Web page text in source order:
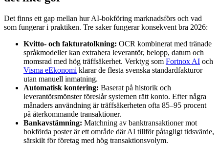
Det finns ett gap mellan hur AI-bokföring marknadsförs och vad
som fungerar i praktiken. Tre saker fungerar konsekvent bra 2026:
Kvitto- och fakturatolkning: OCR kombinerat med tränade
språkmodeller kan extrahera leverantör, belopp, datum och
momsrad med hög träffsäkerhet. Verktyg som Fortnox AI och
Visma eEkonomi klarar de flesta svenska standardfakturor
utan manuell inmatning.
Automatisk kontering: Baserat på historik och
leverantörsmönster föreslår systemen rätt konto. Efter några
månaders användning är träffsäkerheten ofta 85–95 procent
på återkommande transaktioner.
Bankavstämning: Matchning av banktransaktioner mot
bokförda poster är ett område där AI tillför påtagligt tidsvärde,
särskilt för företag med hög transaktionsvolym.